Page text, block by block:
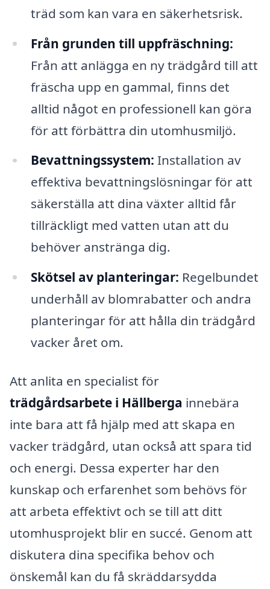
träd som kan vara en säkerhetsrisk.
Från grunden till uppfräschning:
Från att anlägga en ny trädgård till att
fräscha upp en gammal, finns det
alltid något en professionell kan göra
för att förbättra din utomhusmiljö.
Bevattningssystem: Installation av
effektiva bevattningslösningar för att
säkerställa att dina växter alltid får
tillräckligt med vatten utan att du
behöver anstränga dig.
Skötsel av planteringar: Regelbundet
underhåll av blomrabatter och andra
planteringar för att hålla din trädgård
vacker året om.
Att anlita en specialist för
trädgårdsarbete i Hällberga innebära
inte bara att få hjälp med att skapa en
vacker trädgård, utan också att spara tid
och energi. Dessa experter har den
kunskap och erfarenhet som behövs för
att arbeta effektivt och se till att ditt
utomhusprojekt blir en succé. Genom att
diskutera dina specifika behov och
önskemål kan du få skräddarsydda